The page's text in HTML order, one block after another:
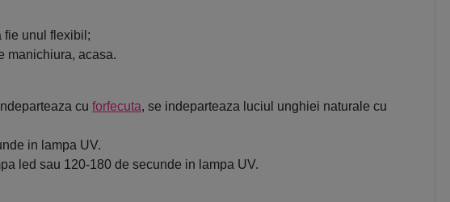
fie unul flexibil;
manichiura, acasa.
cu forfecuta, se indeparteaza luciul unghiei naturale cu
in lampa UV.
led sau 120-180 de secunde in lampa UV.